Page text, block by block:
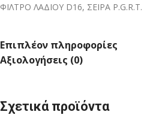
ΦΙΛΤΡΟ ΛΑΔΙΟΥ D16, ΣΕΙΡΑ P.G.R.T.
Επιπλέον πληροφορίες
Αξιολογήσεις (0)
Σχετικά προϊόντα